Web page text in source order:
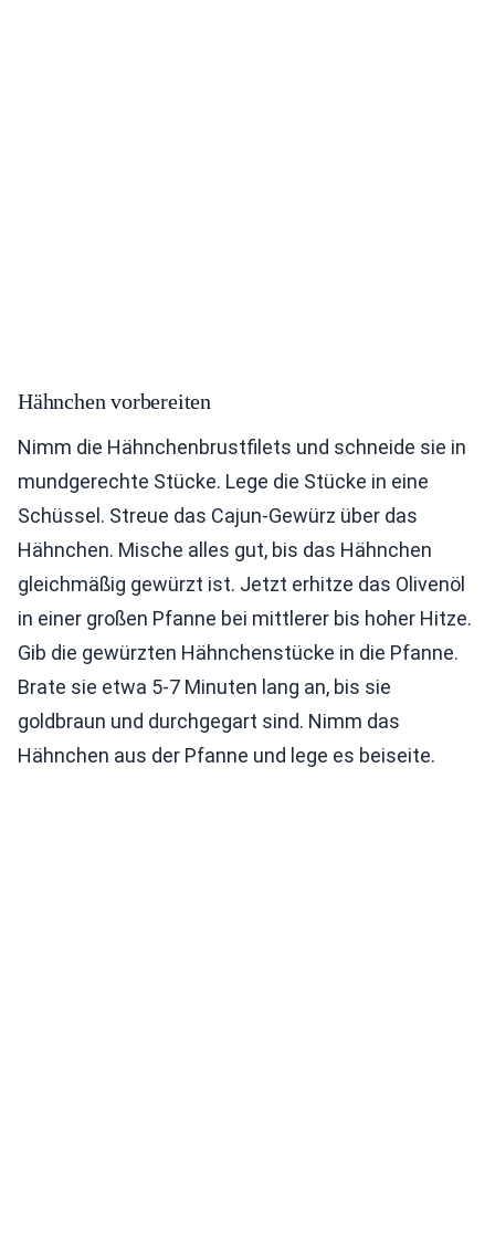
Hähnchen vorbereiten
Nimm die Hähnchenbrustfilets und schneide sie in
mundgerechte Stücke. Lege die Stücke in eine
Schüssel. Streue das Cajun-Gewürz über das
Hähnchen. Mische alles gut, bis das Hähnchen
gleichmäßig gewürzt ist. Jetzt erhitze das Olivenöl
in einer großen Pfanne bei mittlerer bis hoher Hitze.
Gib die gewürzten Hähnchenstücke in die Pfanne.
Brate sie etwa 5-7 Minuten lang an, bis sie
goldbraun und durchgegart sind. Nimm das
Hähnchen aus der Pfanne und lege es beiseite.